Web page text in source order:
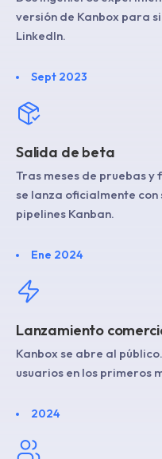
versión de Kanbox para
LinkedIn.
Sept 2023
Salida de beta
Tras meses de pruebas y
se lanza oficialmente
pipelines Kanban.
Ene 2024
Lanzamiento
Kanbox se abre al
usuarios en los primeros
2024